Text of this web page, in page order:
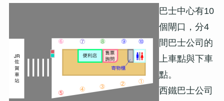
巴士中心有10
個閘口，分4
間巴士公司的
上車點與下車
點。
西鐵巴士公司